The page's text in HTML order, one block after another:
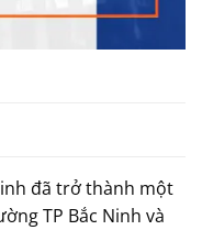
đã trở thành một
TP Bắc Ninh và